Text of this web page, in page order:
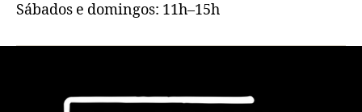
Sábados e domingos: 11h–15h